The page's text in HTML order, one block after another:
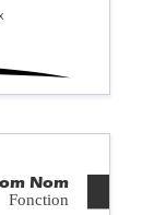
Fonction
Nom